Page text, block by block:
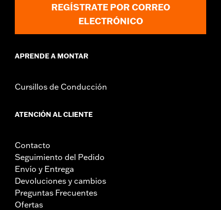
REGÍSTRATE POR CORREO
ELECTRÓNICO
APRENDE A MONTAR
Cursillos de Conducción
ATENCIÓN AL CLIENTE
Contacto
Seguimiento del Pedido
Envío y Entrega
Devoluciones y cambios
Preguntas Frecuentes
Ofertas